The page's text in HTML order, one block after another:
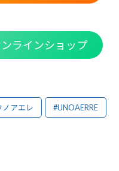
ラインショップ
ノアエレ #UNOAERRE